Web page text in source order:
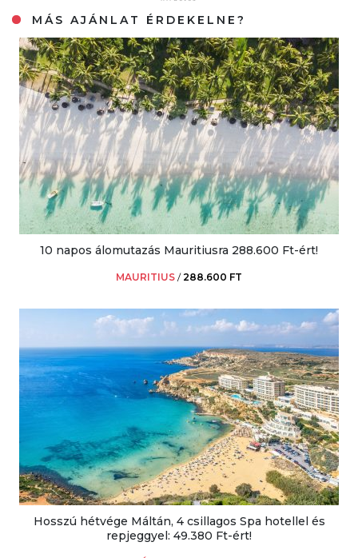
MÁS AJÁNLAT ÉRDEKELNE?
10 napos álomutazás Mauritiusra 288.600 Ft-ért!
MAURITIUS /288.600 FT
Hosszú hétvége Máltán, 4 csillagos Spa hotellel és
repjeggyel: 49.380 Ft-ért!